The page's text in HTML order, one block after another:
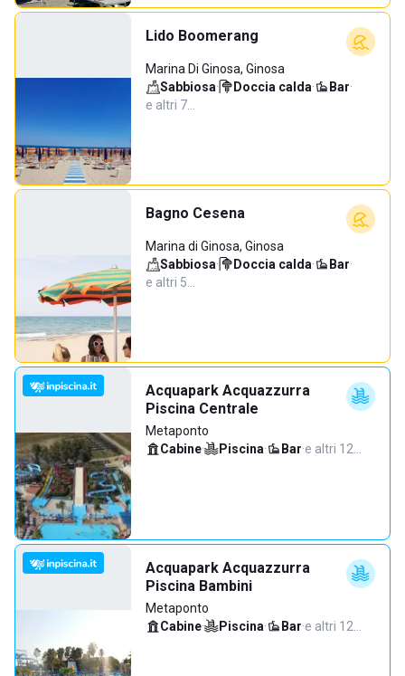
Lido Boomerang
Marina Di Ginosa, Ginosa
Sabbiosa· Doccia calda· Bar·
e altri 7…
Bagno Cesena
Marina di Ginosa, Ginosa
Sabbiosa· Doccia calda· Bar·
e altri 5…
Acquapark Acquazzurra
Piscina Centrale
Metaponto
Cabine· Piscina· Bar·e altri 12…
Acquapark Acquazzurra
Piscina Bambini
Metaponto
Cabine· Piscina· Bar·e altri 12…